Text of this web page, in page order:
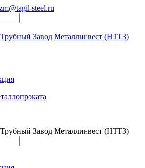
steel.ru